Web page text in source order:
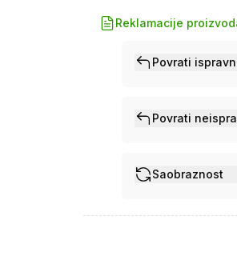
Reklamacije
Povrati
Povrati
Saobraznost